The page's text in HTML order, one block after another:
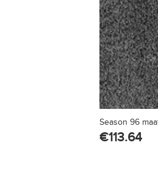
Season 96
€113.64